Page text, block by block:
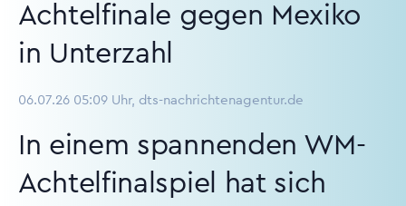
Achtelfinale gegen Mexiko
in Unterzahl
06.07.26 05:09 Uhr, dts-nachrichtenagentur.de
In einem spannenden WM-
Achtelfinalspiel hat sich